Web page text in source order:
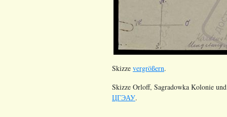
Skizze vergrößern.
Skizze Orloff, Sagradowka Kolonie
ЦГЭАУ.